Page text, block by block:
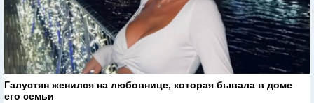
Галустян женился на любовнице, которая бывала в доме
его семьи